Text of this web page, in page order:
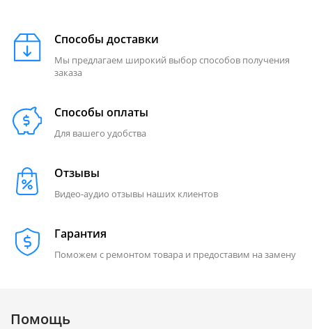
Способы доставки
Мы предлагаем широкий выбор способов получения
заказа
Способы оплаты
Для вашего удобства
Отзывы
Видео-аудио отзывы наших клиентов
Гарантия
Поможем с ремонтом товара и предоставим на замену
Помощь